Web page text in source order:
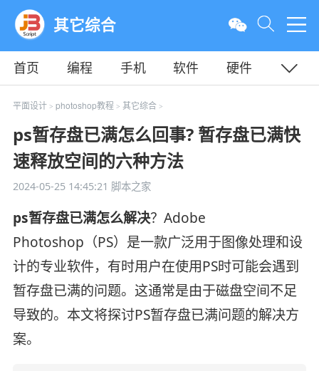
其它综合
首页 编程 手机 软件
硬件
教程
平面 服务器
平面设计> photoshop教程 > 其它综合>
ps暂存盘已满怎么回事? 暂存盘已满快
速释放空间的六种方法
2024-05-25 14:45:21 脚本之家
ps暂存盘已满怎么解决？Adobe
Photoshop（PS）是一款广泛用于图像处理和设
计的专业软件，有时用户在使用PS时可能会遇到
暂存盘已满的问题。这通常是由于磁盘空间不足
导致的。本文将探讨PS暂存盘已满问题的解决方
案。